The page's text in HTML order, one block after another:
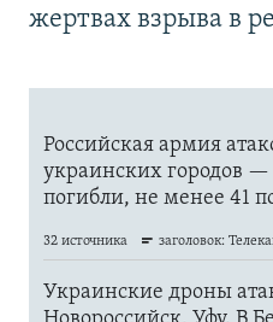
жертвах взрыва в